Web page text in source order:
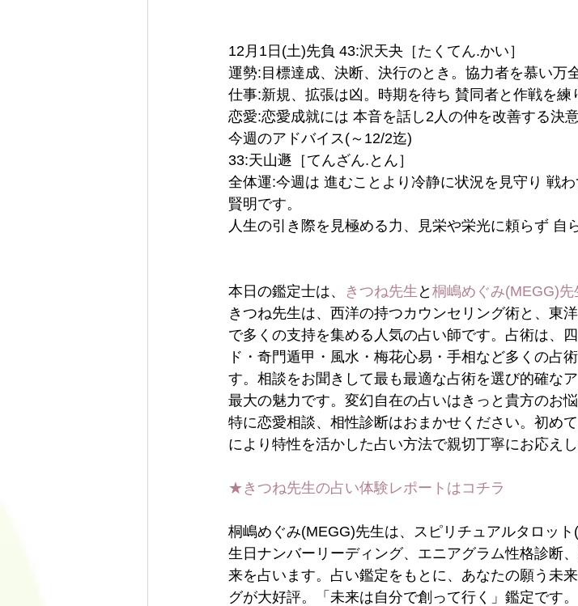
12月1日(土)先負 43:沢天夬［たくてん.かい］
運勢:目標達成、決断、決行のとき。協力者を慕い万
仕事:新規、拡張は凶。時期を待ち 賛同者と作戦を練
恋愛:恋愛成就には 本音を話し2人の仲を改善する決意
今週のアドバイス(～12/2迄)
33:天山遯［てんざん.とん］
全体運:今週は 進むことより冷静に状況を見守り 戦
賢明です。
人生の引き際を見極める力、見栄や栄光に頼らず 自
本日の鑑定士は、 きつね先生 と 桐嶋めぐみ(MEGG)先
きつね先生は、西洋の持つカウンセリング術と、東
で多くの支持を集める人気の占い師です。占術は、
ド・奇門遁甲・風水・梅花心易・手相など多くの占
す。相談をお聞きして最も最適な占術を選び的確な
最大の魅力です。変幻自在の占いはきっと貴方のお
特に恋愛相談、相性診断はおまかせください。初め
により特性を活かした占い方法で親切丁寧にお応えし
★きつね先生の占い体験レポートは コチラ
桐嶋めぐみ(MEGG)先生は、スピリチュアルタロッ
生日ナンバーリーディング、エニアグラム性格診断
来を占います。占い鑑定をもとに、あなたの願う未
グが大好評。「未来は自分で創って行く」鑑定です。